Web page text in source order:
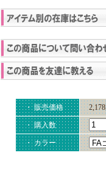
・ 販売価格
・ 購入数
・ カラー